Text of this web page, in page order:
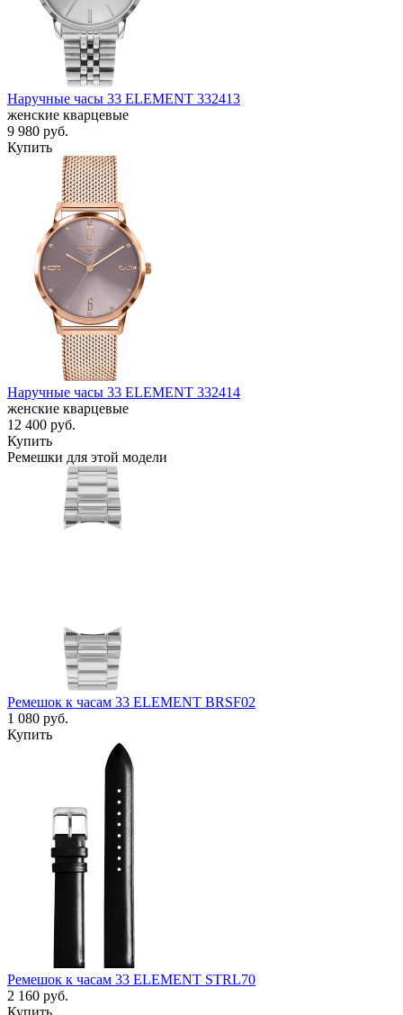
Наручные часы 33 ELEMENT 332413
женские кварцевые
9 980 руб.
Купить
Наручные часы 33 ELEMENT 332414
женские кварцевые
12 400 руб.
Купить
Ремешки для этой модели
Ремешок к часам 33 ELEMENT BRSF02
1 080 руб.
Купить
Ремешок к часам 33 ELEMENT STRL70
2 160 руб.
Купить